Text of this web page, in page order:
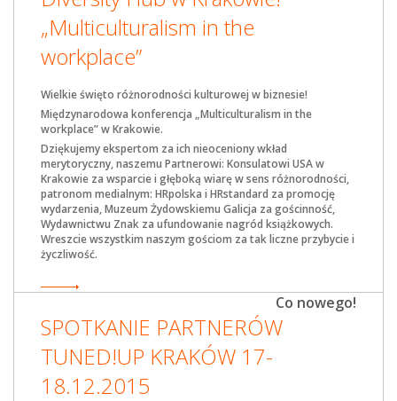
„Multiculturalism in the
workplace”
Wielkie święto różnorodności kulturowej w biznesie!
Międzynarodowa konferencja „Multiculturalism in the
workplace” w Krakowie.
Dziękujemy ekspertom za ich nieoceniony wkład
merytoryczny, naszemu Partnerowi: Konsulatowi USA w
Krakowie za wsparcie i głęboką wiarę w sens różnorodności,
patronom medialnym: HRpolska i HRstandard za promocję
wydarzenia, Muzeum Żydowskiemu Galicja za gościnność,
Wydawnictwu Znak za ufundowanie nagród książkowych.
Wreszcie wszystkim naszym gościom za tak liczne przybycie i
życzliwość.
Co nowego!
SPOTKANIE PARTNERÓW
TUNED!UP KRAKÓW 17-
18.12.2015